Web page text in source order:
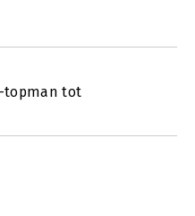
topman tot